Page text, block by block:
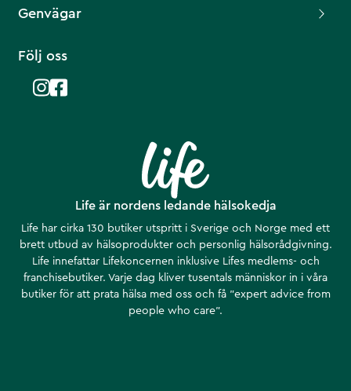
Life är nordens ledande hälsokedja
Life har cirka 130 butiker utspritt i Sverige och Norge med ett
brett utbud av hälsoprodukter och personlig hälsorådgivning.
Life innefattar Lifekoncernen inklusive Lifes medlems- och
franchisebutiker. Varje dag kliver tusentals människor in i våra
butiker för att prata hälsa med oss och få ”expert advice from
people who care”.
Genvägar
Följ oss